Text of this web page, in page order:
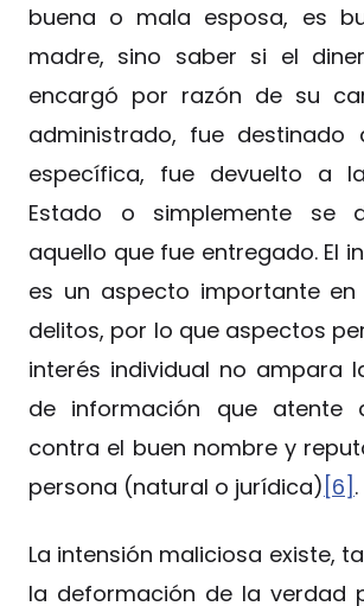
buena o mala esposa, es
madre, sino saber si el
encargó por razón de su
administrado, fue destinado
específica, fue devuelto a
Estado o simplemente se
aquello que fue entregado. El
es un aspecto importante
delitos, por lo que aspectos
interés individual no ampara
de información que atente
contra el buen nombre y
persona (natural o jurídica) [6] .
La intensión maliciosa existe,
la deformación de la verdad